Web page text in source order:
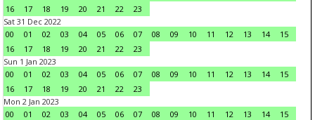
16
17 18 19 20 21 22
23
Sat 31 Dec 2022
00
01 02 03 04 05 06 07 08 09 10 11 12 13 14
15
16
17 18 19 20 21 22
23
Sun 1 Jan 2023
00
01 02 03 04 05 06 07 08 09 10 11 12 13 14
15
16
17 18 19 20 21 22
23
Mon 2 Jan 2023
00
01 02 03 04 05 06 07 08 09 10 11 12 13 14
15